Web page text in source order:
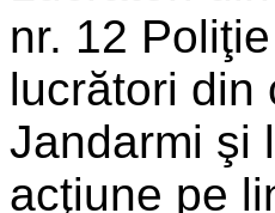
nr. 12
lucrători din
Jandarmi şi
acţiune pe